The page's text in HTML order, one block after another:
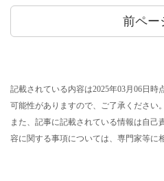
前ペー
記載されている内容は2025年03月06日
可能性がありますので、ご了承ください。
また、記事に記載されている情報は自己
容に関する事項については、専門家等に